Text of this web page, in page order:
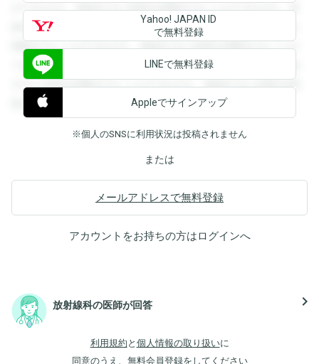
ができます。登録すると回答を閲覧することができます。登
録すると回答を閲覧することができます。登録すると回答を
閲覧することができます。登録すると回答を閲覧することが
できます。登録すると回答を閲覧することができます。登録
すると回答を閲覧することができます。登録すると回答を閲
覧することができます。
Yahoo! JAPAN ID
で無料登録
LINEで無料登録
Appleでサインアップ
※個人のSNSに利用状況は投稿されません
または
メールアドレスで無料登録
アカウントをお持ちの方はログインへ
放射線科の医師が回答 navigate_next
利用規約 と 個人情報の取り扱いに
同意のうえ、無料会員登録をしてください